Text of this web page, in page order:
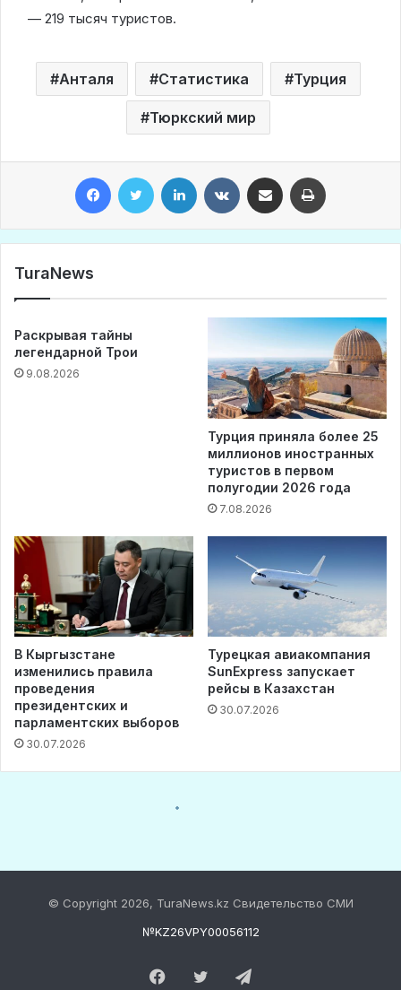
© Copyright 2026, TuraNews.kz Свидетельство СМИ
№KZ26VPY00056112
Facebook
Twitter